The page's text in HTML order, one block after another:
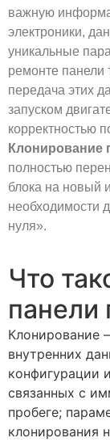
важную
электроники,
уникальные
ремонте панели
передача этих
запуском
корректностью
Клонирование
полностью
блока на новый
необходимости
нуля».
Что
панели
Клонирование
внутренних
конфигурации
связанных с
пробеге;
клонирования